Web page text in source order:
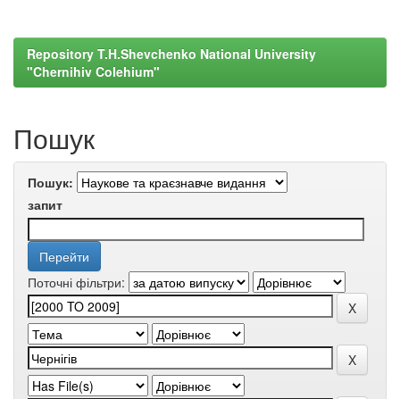
Repository T.H.Shevchenko National University
"Chernihiv Colehium"
Пошук
Пошук:
запит
Поточні фільтри: